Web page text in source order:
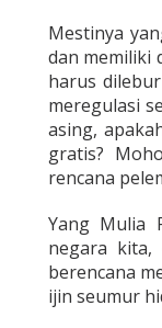
Mestinya
dan memiliki
harus
meregulasi
asing,
gratis?
rencana
Yang Mulia
negara kita,
berencana
ijin seumur